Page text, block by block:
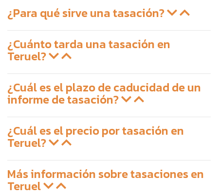
¿Para qué sirve una tasación?
¿Cuánto tarda una tasación en
Teruel?
¿Cuál es el plazo de caducidad de un
informe de tasación?
¿Cuál es el precio por tasación en
Teruel?
Más información sobre tasaciones en
Teruel